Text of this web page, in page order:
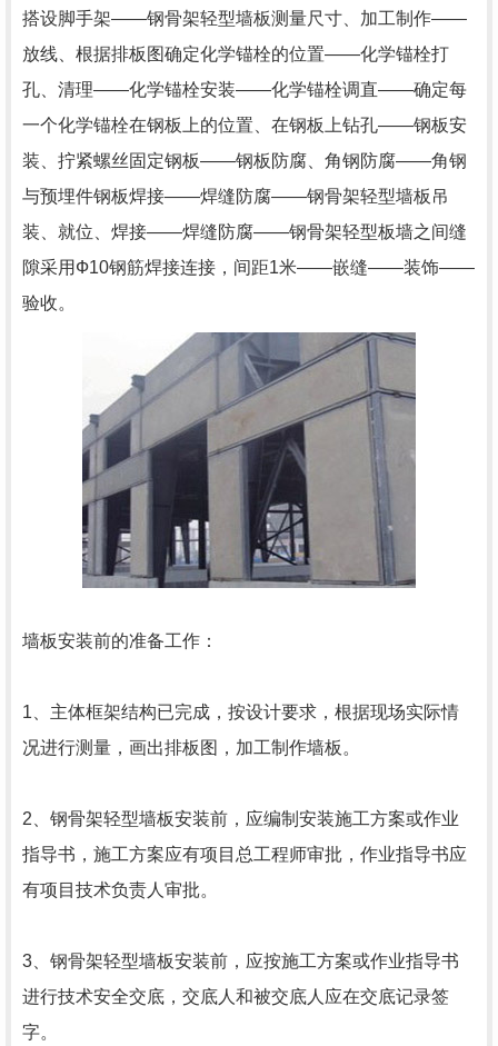
搭设脚手架——钢骨架轻型墙板测量尺寸、加工制作——
放线、根据排板图确定化学锚栓的位置——化学锚栓打
孔、清理——化学锚栓安装——化学锚栓调直——确定每
一个化学锚栓在钢板上的位置、在钢板上钻孔——钢板安
装、拧紧螺丝固定钢板——钢板防腐、角钢防腐——角钢
与预埋件钢板焊接——焊缝防腐——钢骨架轻型墙板吊
装、就位、焊接——焊缝防腐——钢骨架轻型板墙之间缝
隙采用Ф10钢筋焊接连接，间距1米——嵌缝——装饰——
验收。
墙板安装前的准备工作：
1、主体框架结构已完成，按设计要求，根据现场实际情
况进行测量，画出排板图，加工制作墙板。
2、钢骨架轻型墙板安装前，应编制安装施工方案或作业
指导书，施工方案应有项目总工程师审批，作业指导书应
有项目技术负责人审批。
3、钢骨架轻型墙板安装前，应按施工方案或作业指导书
进行技术安全交底，交底人和被交底人应在交底记录签
字。